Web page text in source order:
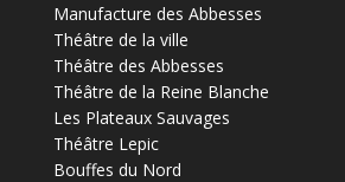
Manufacture des Abbesses
Théâtre de la ville
Théâtre des Abbesses
Théâtre de la Reine Blanche
Les Plateaux Sauvages
Théâtre Lepic
Bouffes du Nord